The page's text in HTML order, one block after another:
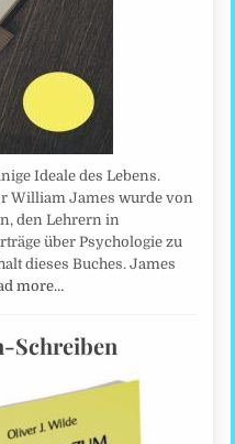
Ideale des Lebens.
William James wurde von
den Lehrern in
über Psychologie zu
dieses Buches. James
more…
Schreiben